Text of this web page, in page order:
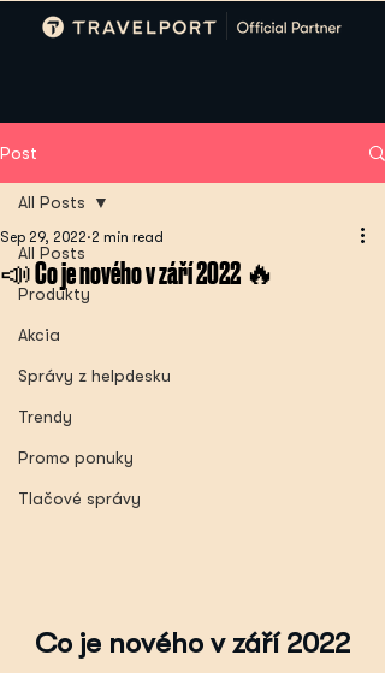
Post
All Posts
Produkty
Akcia
Správy z helpdesku
Trendy
Promo ponuky
Tlačové správy
All Posts
📣 Co je nového v září 2022 🔥
Sep 29, 2022 2 min read
Co je nového v září 2022